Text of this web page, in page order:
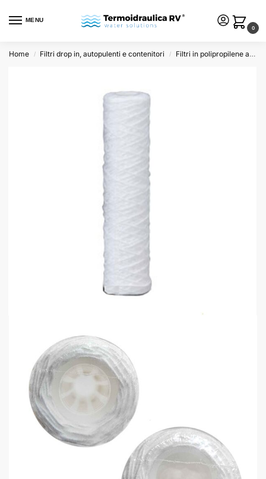
MENU
0
Home / Filtri drop in, autopulenti e contenitori / Filtri in polipropilene avvolto